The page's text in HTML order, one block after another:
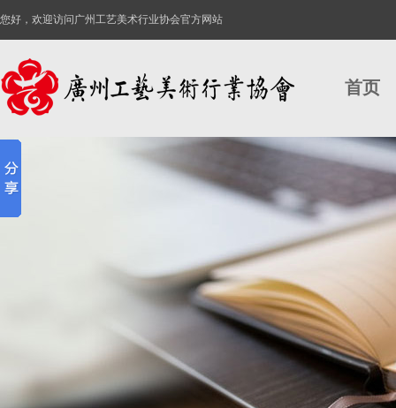
您好，欢迎访问广州工艺美术行业协会官方网站
首页